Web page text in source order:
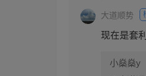
大道顺势
现在是套
小燊燊y